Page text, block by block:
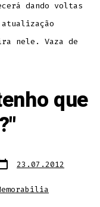
dando voltas
atualização
nele. Vaza de
que
23.07.2012